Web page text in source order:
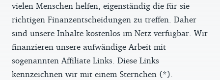
vielen Menschen helfen, eigenständig die für sie
richtigen Finanzentscheidungen zu treffen. Daher
sind unsere Inhalte kostenlos im Netz verfügbar. Wir
finanzieren unsere aufwändige Arbeit mit
sogenannten Affiliate Links. Diese Links
kennzeichnen wir mit einem Sternchen (*).